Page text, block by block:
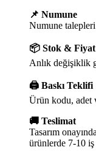
📌 Numune
Numune
📦 Stok & Fiyat
Anlık değişiklik
🖨️ Baskı Teklifi
Ürün kodu, adet
🚚 Teslimat
Tasarım
ürünlerde 7-10 iş